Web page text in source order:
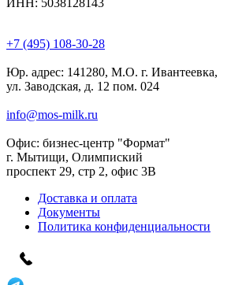
ИНН: 5038128143
+7 (495) 108-30-28
Юр. адрес: 141280, М.О. г. Ивантеевка,
ул. Заводская, д. 12 пом. 024
info@mos-milk.ru
Офис: бизнес-центр "Формат"
г. Мытищи, Олимпиский
проспект 29, стр 2, офис 3B
Доставка и оплата
Документы
Политика конфиденциальности